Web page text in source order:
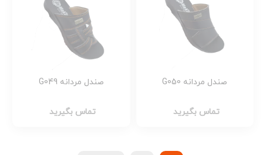
صندل مردانه G050
تماس بگیرید
صندل مردانه G049
تماس بگیرید